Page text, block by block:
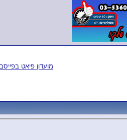
מועדון פיאט